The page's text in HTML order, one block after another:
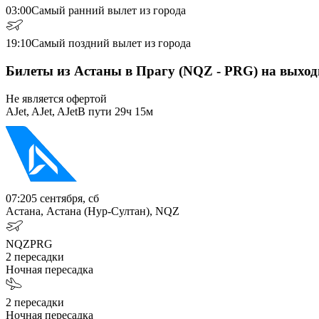
03:00Самый ранний вылет из города
19:10Самый поздний вылет из города
Билеты из Астаны в Прагу (NQZ - PRG) на
Не является офертой
AJet, AJet, AJetВ пути 29ч 15м
07:205 сентября, сб
Астана, Астана (Нур-Султан), NQZ
NQZPRG
2 пересадки
Ночная пересадка
2 пересадки
Ночная пересадка